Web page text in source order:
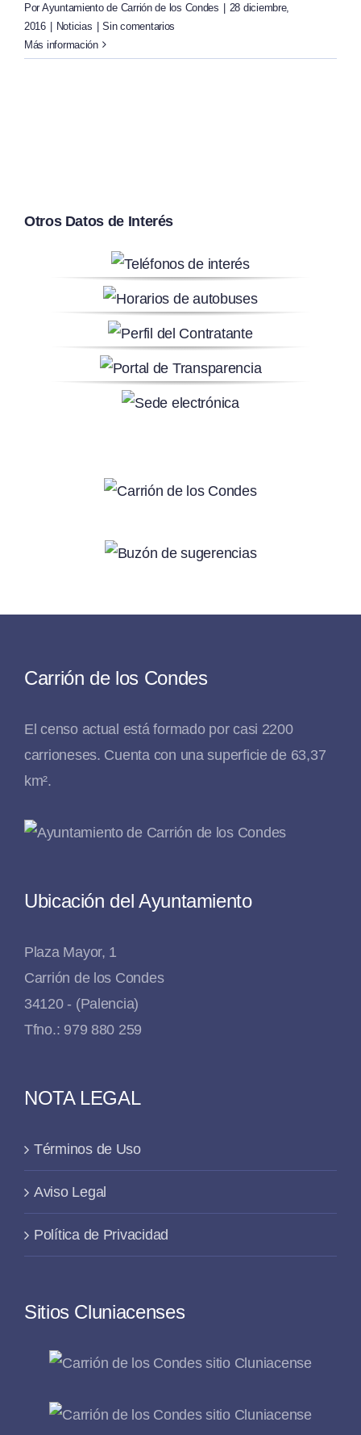
Por Ayuntamiento de Carrión de los Condes
28 diciembre,
2016
Noticias
Sin comentarios
Más información
Otros Datos de Interés
Carrión de los Condes
El censo actual está formado por casi 2200
carrioneses. Cuenta con una superficie de 63,37
km².
Ubicación del Ayuntamiento
Plaza Mayor, 1
Carrión de los Condes
34120 - (Palencia)
Tfno.: 979 880 259
NOTA LEGAL
Términos de Uso
Aviso Legal
Política de Privacidad
Sitios Cluniacenses